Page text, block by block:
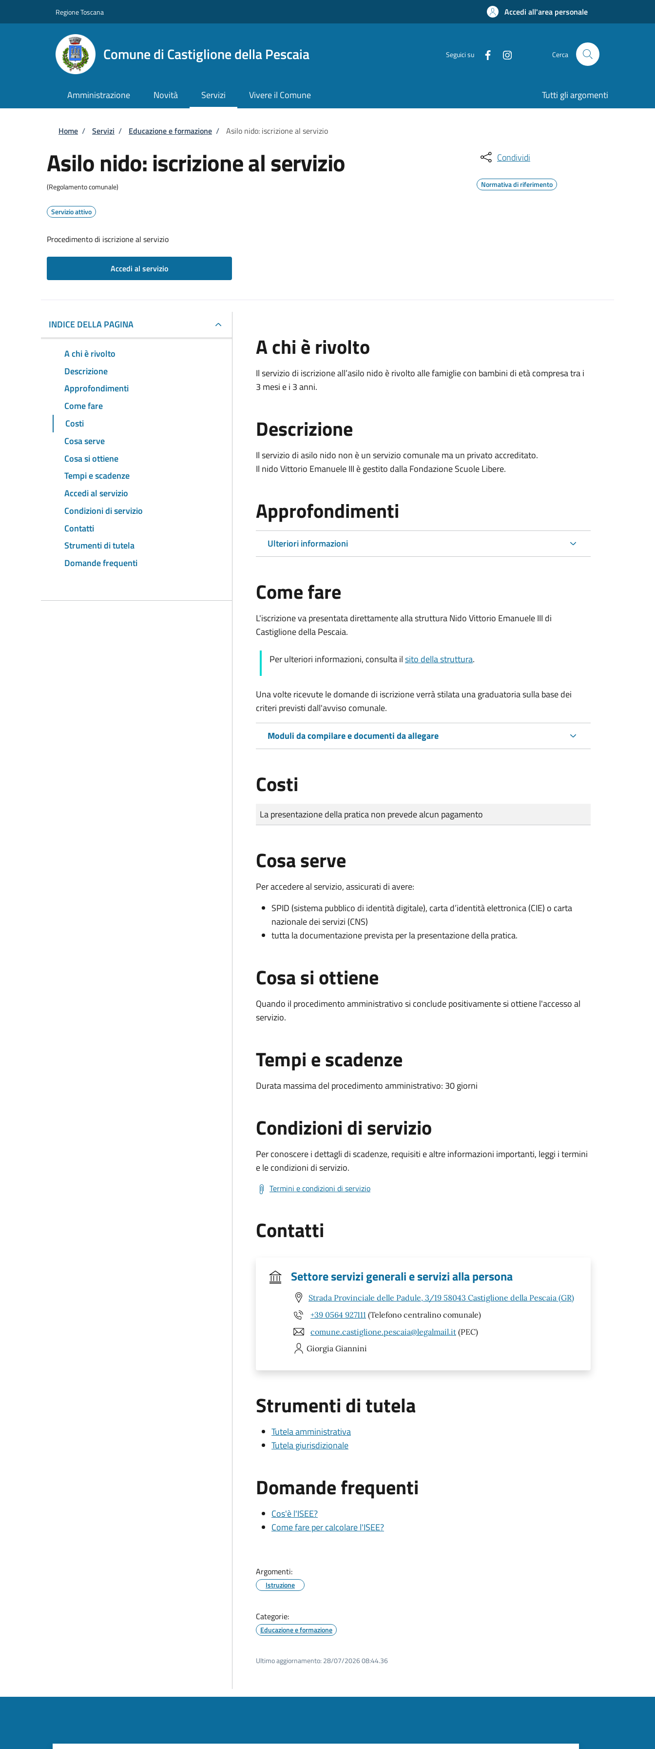
Regione Toscana Accedi all'area personale
Comune di Castiglione della Pescaia Seguici su Cerca
Amministrazione Novità Servizi Vivere il Comune Tutti gli argomenti
Briciole di pane
Home / Servizi / Educazione e formazione / Asilo nido: iscrizione al servizio
Asilo nido: iscrizione al servizio
(Regolamento comunale)
Servizio attivo
Procedimento di iscrizione al servizio
Accedi al servizio
Condividi
Normativa di riferimento
INDICE DELLA PAGINA
A chi è rivolto
Descrizione
Approfondimenti
Come fare
Costi
Cosa serve
Cosa si ottiene
Tempi e scadenze
Accedi al servizio
Condizioni di servizio
Contatti
Strumenti di tutela
Domande frequenti
A chi è rivolto
Il servizio di iscrizione all’asilo nido è rivolto alle famiglie con bambini di età compresa tra i
3 mesi e i 3 anni.
Descrizione
Il servizio di asilo nido non è un servizio comunale ma un privato accreditato.
Il nido Vittorio Emanuele III è gestito dalla Fondazione Scuole Libere.
Approfondimenti
Ulteriori informazioni
Come fare
L'iscrizione va presentata direttamente alla struttura Nido Vittorio Emanuele III di
Castiglione della Pescaia.
Per ulteriori informazioni, consulta ilsito della struttura.
Una volte ricevute le domande di iscrizione verrà stilata una graduatoria sulla base dei
criteri previsti dall'avviso comunale.
Moduli da compilare e documenti da allegare
Costi
Tipo di pagamento
Importo
La presentazione della pratica non prevede alcun pagamento
Cosa serve
Per accedere al servizio, assicurati di avere:
SPID (sistema pubblico di identità digitale), carta d’identità elettronica (CIE) o carta
nazionale dei servizi (CNS)
tutta la documentazione prevista per la presentazione della pratica.
Cosa si ottiene
Quando il procedimento amministrativo si conclude positivamente si ottiene l'accesso al
servizio.
Tempi e scadenze
Durata massima del procedimento amministrativo: 30 giorni
Condizioni di servizio
Per conoscere i dettagli di scadenze, requisiti e altre informazioni importanti, leggi i termini
e le condizioni di servizio.
Termini e condizioni di servizio
Contatti
Settore servizi generali e servizi alla persona
Strada Provinciale delle Padule, 3/19 58043 Castiglione della Pescaia (GR)
+39 0564 927111 (Telefono centralino comunale)
comune.castiglione.pescaia@legalmail.it (PEC)
Giorgia Giannini
Strumenti di tutela
Tutela amministrativa
Tutela giurisdizionale
Domande frequenti
Cos'è l'ISEE?
Come fare per calcolare l'ISEE?
Argomenti:
Istruzione
Categorie:
Educazione e formazione
Ultimo aggiornamento: 28/07/2026 08:44.36